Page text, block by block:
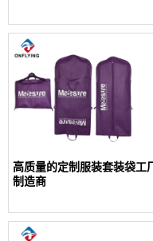
高质量的定制服装套装袋工厂
制造商